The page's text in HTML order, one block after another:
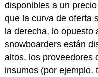
disponibles a un
que la curva de oferta
la derecha, lo
snowboarders están
altos, los proveedores
insumos (por ejemplo,